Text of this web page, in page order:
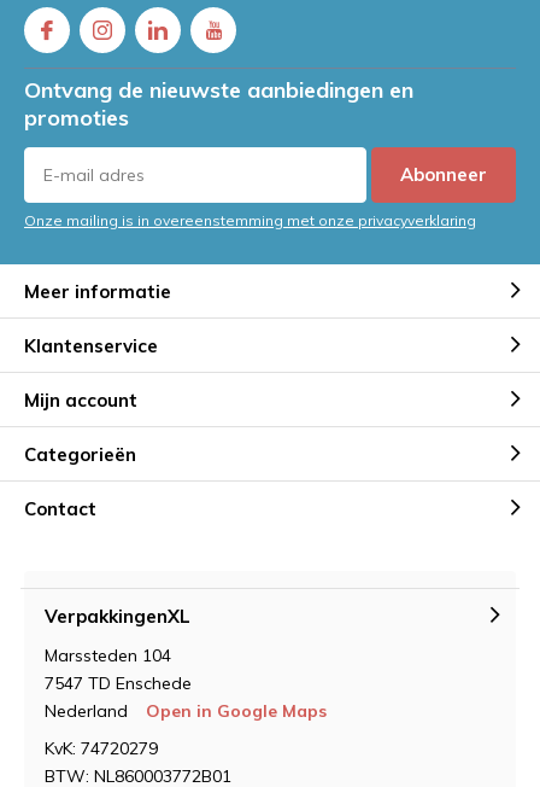
Ontvang de nieuwste aanbiedingen en
promoties
Abonneer
Onze mailing is in overeenstemming met onze privacyverklaring
Meer informatie
Klantenservice
Mijn account
Categorieën
Contact
VerpakkingenXL
Marssteden 104
7547 TD Enschede
Nederland
Open in Google Maps
KvK: 74720279
BTW: NL860003772B01